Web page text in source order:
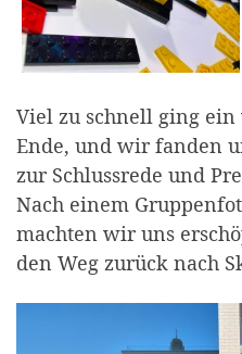
Viel zu schnell ging
Ende, und wir fanden
zur Schlussrede und
Nach einem
machten wir uns
den Weg zurück nach